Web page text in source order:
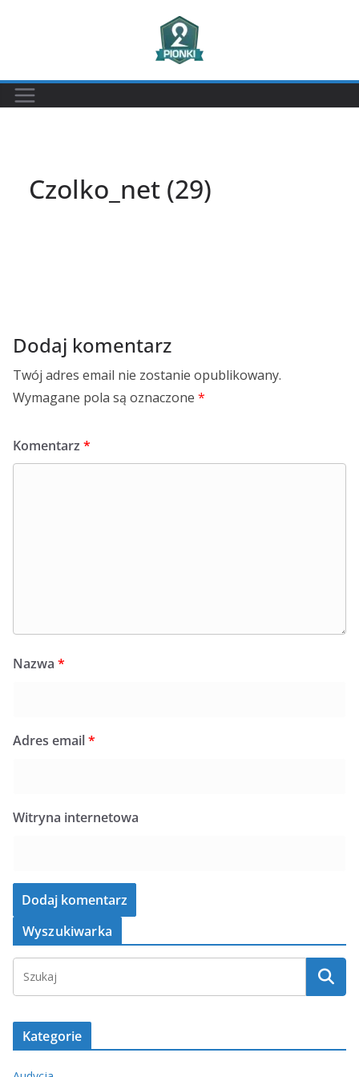
Czolko_net (29)
Dodaj komentarz
Twój adres email nie zostanie opublikowany.
Wymagane pola są oznaczone *
Komentarz *
Nazwa *
Adres email*
Witryna internetowa
Wyszukiwarka
Kategorie